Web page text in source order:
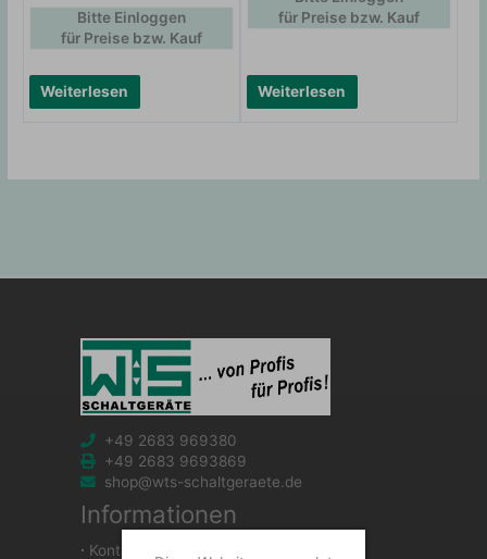
Weiterlesen
Bitte Einloggen
für Preise bzw. Kauf
Weiterlesen
für Preise bzw. Kauf
+49 2683 969380
+49 2683 9693869
shop@wts-schaltgeraete.de
Informationen
∙ Kontakt